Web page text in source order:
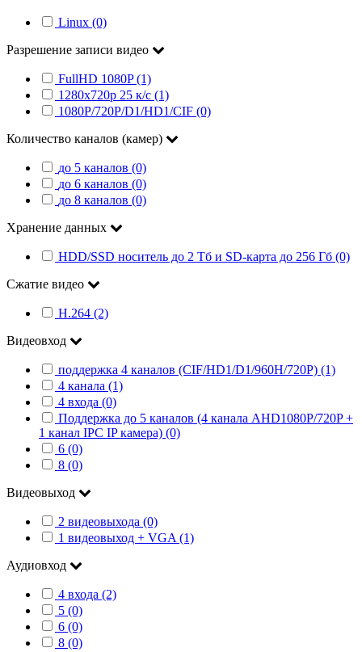
Linux (0)
Разрешение записи видео
FullHD 1080P (1)
1280x720p 25 к/c (1)
1080P/720P/D1/HD1/CIF (0)
Количество каналов (камер)
до 5 каналов (0)
до 6 каналов (0)
до 8 каналов (0)
Хранение данных
HDD/SSD носитель до 2 Тб и SD-карта до 256 Гб (0)
Сжатие видео
H.264 (2)
Видеовход
поддержка 4 каналов (CIF/HD1/D1/960H/720P) (1)
4 канала (1)
4 входа (0)
Поддержка до 5 каналов (4 канала AHD1080P/720P +
1 канал IPC IP камера) (0)
6 (0)
8 (0)
Видеовыход
2 видеовыхода (0)
1 видеовыход + VGA (1)
Аудиовход
4 входа (2)
5 (0)
6 (0)
8 (0)